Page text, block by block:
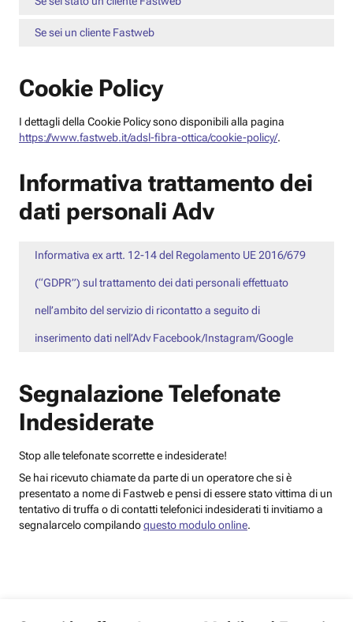
Se sei un cliente Fastweb
Cookie Policy
I dettagli della Cookie Policy sono disponibili alla pagina
https://www.fastweb.it/adsl-fibra-ottica/cookie-policy/.
Informativa trattamento dei
dati personali Adv
Informativa ex artt. 12-14 del Regolamento UE 2016/679
(“GDPR”) sul trattamento dei dati personali effettuato
nell’ambito del servizio di ricontatto a seguito di
inserimento dati nell’Adv Facebook/Instagram/Google
Segnalazione Telefonate
Indesiderate
Stop alle telefonate scorrette e indesiderate!
Se hai ricevuto chiamate da parte di un operatore che si è
presentato a nome di Fastweb e pensi di essere stato vittima di un
tentativo di truffa o di contatti telefonici indesiderati ti invitiamo a
segnalarcelo compilandoquesto modulo online.